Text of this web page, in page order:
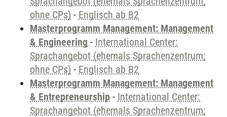
ohne CPs) - Englisch ab B2
Masterprogramm Management: Management
& Engineering - International Center:
Sprachangebot (ehemals Sprachenzentrum;
ohne CPs) - Englisch ab B2
Masterprogramm Management: Management
& Entrepreneurship - International Center:
Sprachangebot (ehemals Sprachenzentrum;